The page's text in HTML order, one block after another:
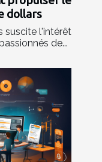
dollars
suscite l'intérêt
de...